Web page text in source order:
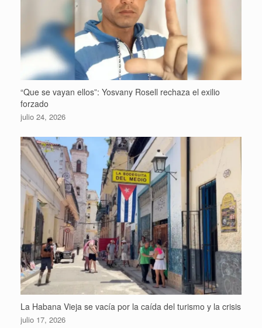
“Que se vayan ellos”: Yosvany Rosell rechaza el exilio
forzado
julio 24, 2026
La Habana Vieja se vacía por la caída del turismo y la crisis
julio 17, 2026